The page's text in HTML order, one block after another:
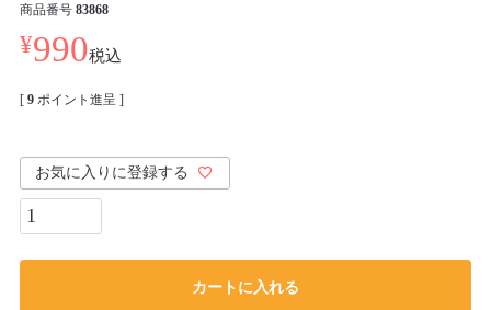
商品番号 83868
¥990税込
[ 9 ポイント進呈 ]
お気に入りに登録する
カートに入れる